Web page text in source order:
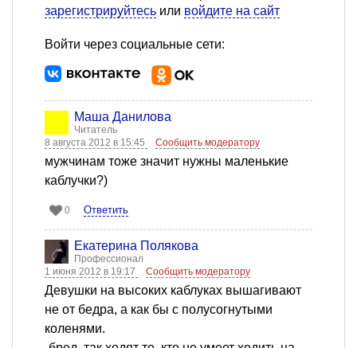
зарегистрируйтесь или войдите на сайт
Войти через социальные сети:
Маша Данилова
Читатель
8 августа 2012 в 15:45
Сообщить модератору
мужчинам тоже значит нужны маленькие
каблучки?)
0 Ответить
Екатерина Полякова
Профессионал
1 июня 2012 в 19:17
Сообщить модератору
Девушки на высоких каблуках вышагивают
не от бедра, а как бы с полусогнутыми
коленями.